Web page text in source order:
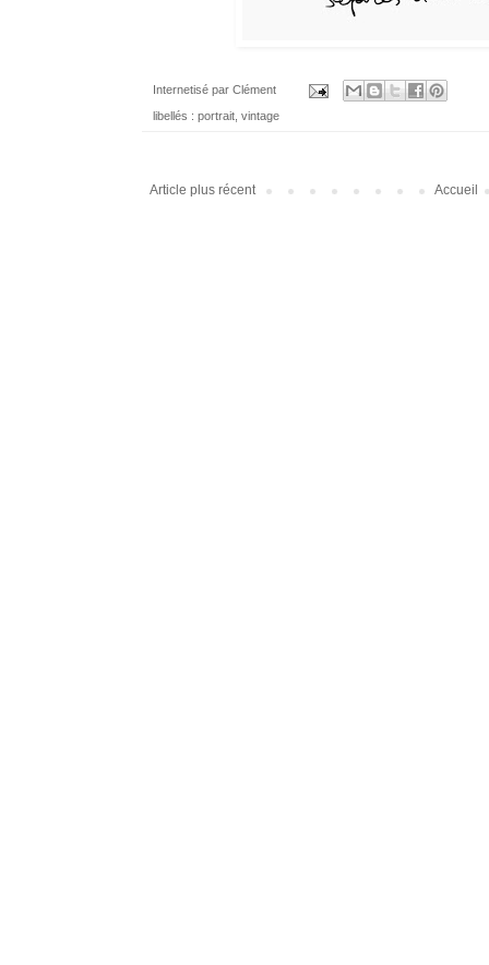
Internetisé par Clément
libellés : portrait, vintage
Article plus récent Accueil